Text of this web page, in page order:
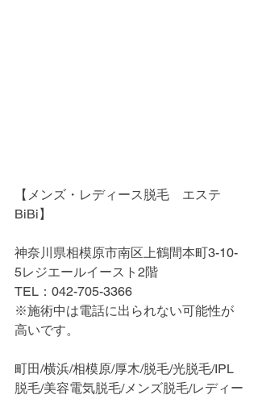
【メンズ・レディース脱毛　エステ
BiBi】
神奈川県相模原市南区上鶴間本町3-10-
5レジエールイースト2階
TEL：042-705-3366
※施術中は電話に出られない可能性が
高いです。
町田/横浜/相模原/厚木/脱毛/光脱毛/IPL
脱毛/美容電気脱毛/メンズ脱毛/レディー